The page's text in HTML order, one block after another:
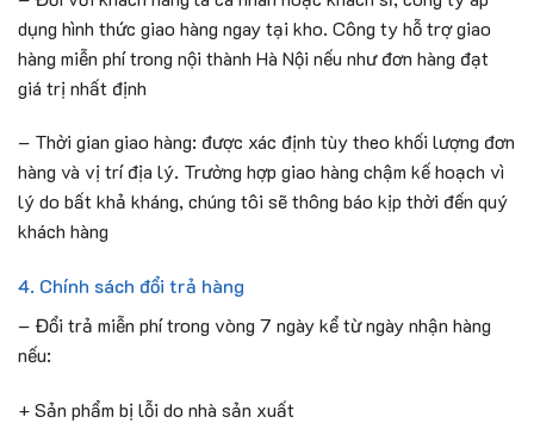
dụng hình thức giao hàng ngay tại kho. Công ty hỗ trợ giao
hàng miễn phí trong nội thành Hà Nội nếu như đơn hàng đạt
giá trị nhất định
– Thời gian giao hàng: được xác định tùy theo khối lượng đơn
hàng và vị trí địa lý. Trường hợp giao hàng chậm kế hoạch vì
lý do bất khả kháng, chúng tôi sẽ thông báo kịp thời đến quý
khách hàng
4. Chính sách đổi trả hàng
– Đổi trả miễn phí trong vòng 7 ngày kể từ ngày nhận hàng
nếu:
+ Sản phẩm bị lỗi do nhà sản xuất